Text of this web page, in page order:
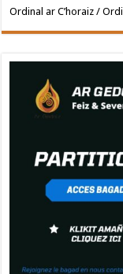
Ordinal ar C’horaiz /